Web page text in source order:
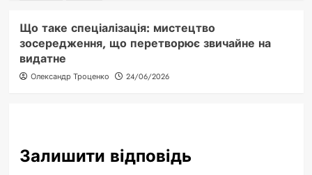
Що таке спеціалізація: мистецтво
зосередження, що перетворює звичайне на
видатне
Олександр Троценко 24/06/2026
Залишити відповідь